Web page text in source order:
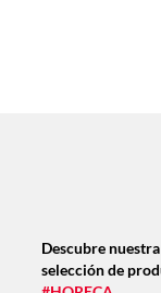
Descubre
selección de